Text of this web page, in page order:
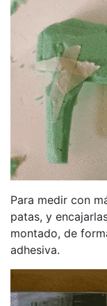
Para medir con
patas, y
montado, de
adhesiva.